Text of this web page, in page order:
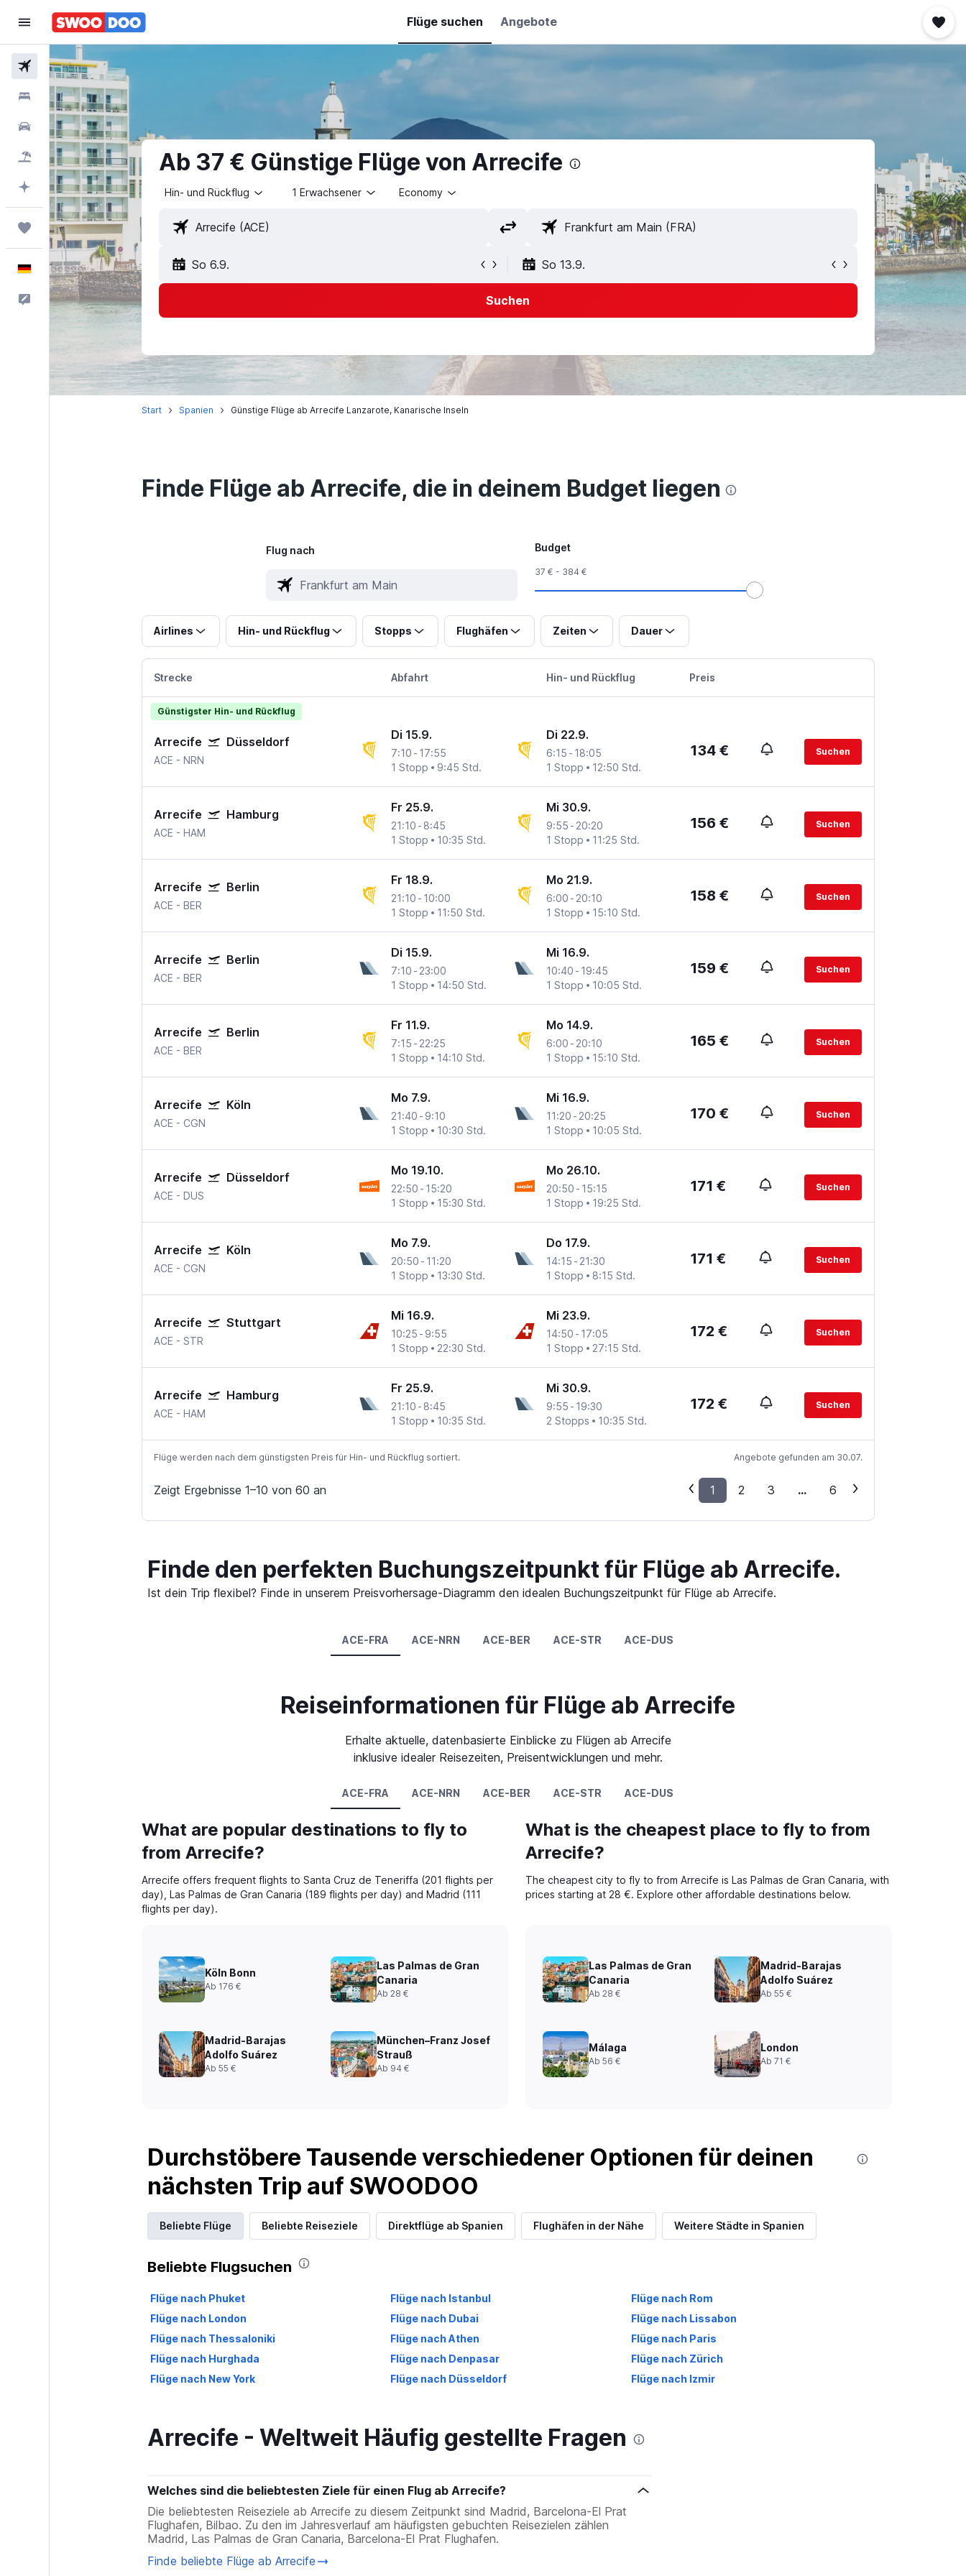
Flüge suchen Angebote
Flüge
Unterkünfte
Mietwagen
Pauschalreisen
Mit KI planen
Trips
Deutsch
Feedback
Ab 37 € Günstige Flüge von Arrecife
Hin- und Rückflug 1 Erwachsener Economy
So 6.9. So 13.9.
Suchen
Start Spanien Günstige Flüge ab Arrecife Lanzarote, Kanarische Inseln
Finde Flüge ab Arrecife, die in deinem Budget liegen
Flug nach Budget
37 € - 384 €
Airlines Hin- und Rückflug Stopps Flughäfen Zeiten Dauer
Strecke Abfahrt Hin- und Rückflug Preis
Günstigster Hin- und Rückflug
Arrecife Düsseldorf
ACE - NRN
Di 15.9.
7:10 - 17:55
1 Stopp
9:45 Std.
Di 22.9.
6:15 - 18:05
1 Stopp
12:50 Std.
134 € Suchen
Arrecife Hamburg
ACE - HAM
Fr 25.9.
21:10 - 8:45
1 Stopp
10:35 Std.
Mi 30.9.
9:55 - 20:20
1 Stopp
11:25 Std.
156 € Suchen
Arrecife Berlin
ACE - BER
Fr 18.9.
21:10 - 10:00
1 Stopp
11:50 Std.
Mo 21.9.
6:00 - 20:10
1 Stopp
15:10 Std.
158 € Suchen
Arrecife Berlin
ACE - BER
Di 15.9.
7:10 - 23:00
1 Stopp
14:50 Std.
Mi 16.9.
10:40 - 19:45
1 Stopp
10:05 Std.
159 € Suchen
Arrecife Berlin
ACE - BER
Fr 11.9.
7:15 - 22:25
1 Stopp
14:10 Std.
Mo 14.9.
6:00 - 20:10
1 Stopp
15:10 Std.
165 € Suchen
Arrecife Köln
ACE - CGN
Mo 7.9.
21:40 - 9:10
1 Stopp
10:30 Std.
Mi 16.9.
11:20 - 20:25
1 Stopp
10:05 Std.
170 € Suchen
Arrecife Düsseldorf
ACE - DUS
Mo 19.10.
22:50 - 15:20
1 Stopp
15:30 Std.
Mo 26.10.
20:50 - 15:15
1 Stopp
19:25 Std.
171 € Suchen
Arrecife Köln
ACE - CGN
Mo 7.9.
20:50 - 11:20
1 Stopp
13:30 Std.
Do 17.9.
14:15 - 21:30
1 Stopp
8:15 Std.
171 € Suchen
Arrecife Stuttgart
ACE - STR
Mi 16.9.
10:25 - 9:55
1 Stopp
22:30 Std.
Mi 23.9.
14:50 - 17:05
1 Stopp
27:15 Std.
172 € Suchen
Arrecife Hamburg
ACE - HAM
Fr 25.9.
21:10 - 8:45
1 Stopp
10:35 Std.
Mi 30.9.
9:55 - 19:30
2 Stopps
10:35 Std.
172 € Suchen
Flüge werden nach dem günstigsten Preis für Hin- und Rückflug sortiert. Angebote gefunden am 30.07.
Zeigt Ergebnisse 1–10 von 60 an 1 2 3 ... 6
Finde den perfekten Buchungszeitpunkt für Flüge ab Arrecife.
Ist dein Trip flexibel? Finde in unserem Preisvorhersage-Diagramm den idealen Buchungszeitpunkt für Flüge ab Arrecife.
ACE-FRA ACE-NRN ACE-BER ACE-STR ACE-DUS
Reiseinformationen für Flüge ab Arrecife
Erhalte aktuelle, datenbasierte Einblicke zu Flügen ab Arrecife
inklusive idealer Reisezeiten, Preisentwicklungen und mehr.
ACE-FRA ACE-NRN ACE-BER ACE-STR ACE-DUS
What are popular destinations to fly to
from Arrecife?
Arrecife offers frequent flights to Santa Cruz de Teneriffa (201 flights per
day), Las Palmas de Gran Canaria (189 flights per day) and Madrid (111
flights per day).
Köln Bonn
Ab 176 €
Las Palmas de Gran
Canaria
Ab 28 €
Madrid-Barajas
Adolfo Suárez
Ab 55 €
München–Franz Josef
Strauß
Ab 94 €
What is the cheapest place to fly to from
Arrecife?
The cheapest city to fly to from Arrecife is Las Palmas de Gran Canaria, with
prices starting at 28 €. Explore other affordable destinations below.
Las Palmas de Gran
Canaria
Ab 28 €
Madrid-Barajas
Adolfo Suárez
Ab 55 €
Málaga
Ab 56 €
London
Ab 71 €
Durchstöbere Tausende verschiedener Optionen für deinen
nächsten Trip auf SWOODOO
Beliebte Flüge Beliebte Reiseziele Direktflüge ab Spanien Flughäfen in der Nähe Weitere Städte in Spanien
Beliebte Flugsuchen
Flüge nach Phuket Flüge nach Istanbul
Flüge nach Rom
Flüge nach London
Flüge nach Dubai
Flüge nach Lissabon
Flüge nach Thessaloniki
Flüge nach Athen
Flüge nach Paris
Flüge nach Hurghada
Flüge nach Denpasar
Flüge nach Zürich
Flüge nach New York
Flüge nach Düsseldorf Flüge nach Izmir
Arrecife - Weltweit Häufig gestellte Fragen
Welches sind die beliebtesten Ziele für einen Flug ab Arrecife?
Die beliebtesten Reiseziele ab Arrecife zu diesem Zeitpunkt sind Madrid, Barcelona-El Prat
Flughafen, Bilbao. Zu den im Jahresverlauf am häufigsten gebuchten Reisezielen zählen
Madrid, Las Palmas de Gran Canaria, Barcelona-El Prat Flughafen.
Finde beliebte Flüge ab Arrecife